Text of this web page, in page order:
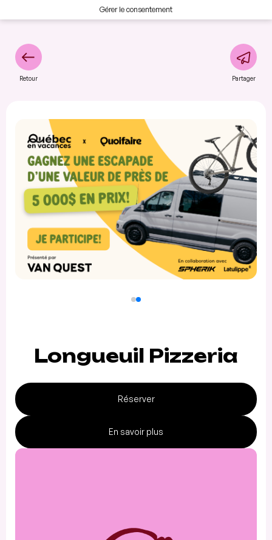
Gérer le consentement
Retour Partager
Longueuil Pizzeria
Réserver
En savoir plus